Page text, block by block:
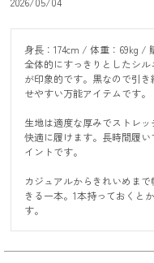
身長：174cm / 体重：69kg /
全体的にすっきりとしたシ
が印象的です。黒なので引
せやすい万能アイテムです。
生地は適度な厚みでストレ
快適に履けます。長時間履
イントです。
カジュアルからきれいめま
きる一本。1本持っておくと
す。